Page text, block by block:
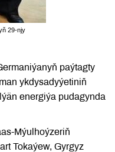
29-njy
paýtagty
ykdysadyýetiniň
energiýa pudagynda
Mýulhoýzeriň
Tokaýew, Gyrgyz